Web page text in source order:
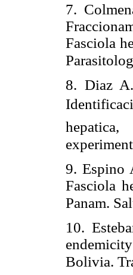
7.
Fasciola
8. Diaz
9. Espino
Fasciola
Panam.
10.
Bolivia.